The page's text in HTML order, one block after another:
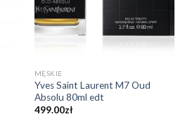
MĘSKIE
Yves Saint Laurent M7 Oud
Absolu 80ml edt
499.00zł